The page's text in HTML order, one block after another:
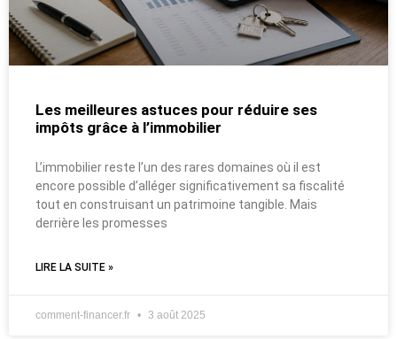
Les meilleures astuces pour réduire ses
impôts grâce à l’immobilier
L’immobilier reste l’un des rares domaines où il est
encore possible d’alléger significativement sa fiscalité
tout en construisant un patrimoine tangible. Mais
derrière les promesses
LIRE LA SUITE »
comment-financer.fr 3 août 2025